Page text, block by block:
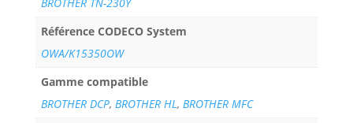
Référence CODECO System
OWA/K15350OW
Gamme compatible
BROTHER DCP, BROTHER HL, BROTHER MFC